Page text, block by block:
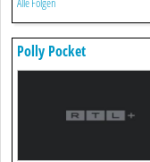
Polly Pocket